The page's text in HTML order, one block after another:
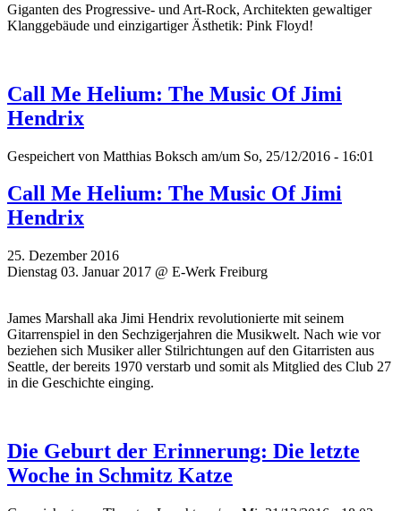
Giganten des Progressive- und Art-Rock, Architekten gewaltiger
Klanggebäude und einzigartiger Ästhetik: Pink Floyd!
Call Me Helium: The Music Of Jimi
Hendrix
Gespeichert von Matthias Boksch am/um So, 25/12/2016 - 16:01
Call Me Helium: The Music Of Jimi
Hendrix
25. Dezember 2016
Dienstag 03. Januar 2017 @ E-Werk Freiburg
James Marshall aka Jimi Hendrix revolutionierte mit seinem
Gitarrenspiel in den Sechzigerjahren die Musikwelt. Nach wie vor
beziehen sich Musiker aller Stilrichtungen auf den Gitarristen aus
Seattle, der bereits 1970 verstarb und somit als Mitglied des Club 27
in die Geschichte einging.
Die Geburt der Erinnerung: Die letzte
Woche in Schmitz Katze